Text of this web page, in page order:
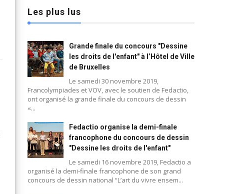
Les plus lus
Grande finale du concours "Dessine
les droits de l'enfant" à l’Hôtel de Ville
de Bruxelles
Le samedi 30 novembre 2019,
Francolympiades et VOV, avec le soutien de Fedactio,
ont organisé la grande finale du concours de dessin
«...
Fedactio organise la demi-finale
francophone du concours de dessin
"Dessine les droits de l'enfant"
Le samedi 16 novembre 2019, Fedactio a
organisé la demi-finale francophone de son grand
concours de dessin national “L’art du vivre ensem...